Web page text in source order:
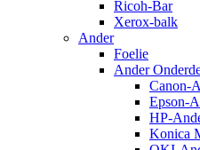
Ricoh-Bar
Xerox-balk
Ander
Foelie
Ander
Canon-
Epson-
HP-
Konica